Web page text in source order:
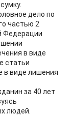
дело по
частью 2
Федерации
в виде
статьи
в виде лишения
за 40 лет
людей.